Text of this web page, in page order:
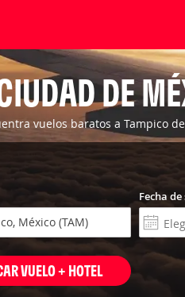
DE
vuelos baratos a Tampico
Fecha
VUELO + HOTEL